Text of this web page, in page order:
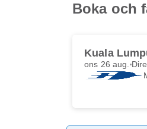
Boka och
Kuala
ons 26 aug.